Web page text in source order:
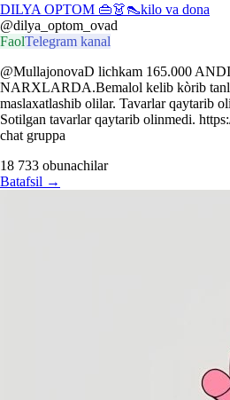
DILYA OPTOM 👜👗👠kilo va dona
@dilya_optom_ovad
FaolTelegram kanal
@MullajonovaD lichkam 165.000
NARXLARDA.Bemalol kelib kòrib
maslaxatlashib olilar. Tavarlar qaytarib
Sotilgan tavarlar qaytarib olinmedi.
chat gruppa
18 733 obunachilar
Batafsil →